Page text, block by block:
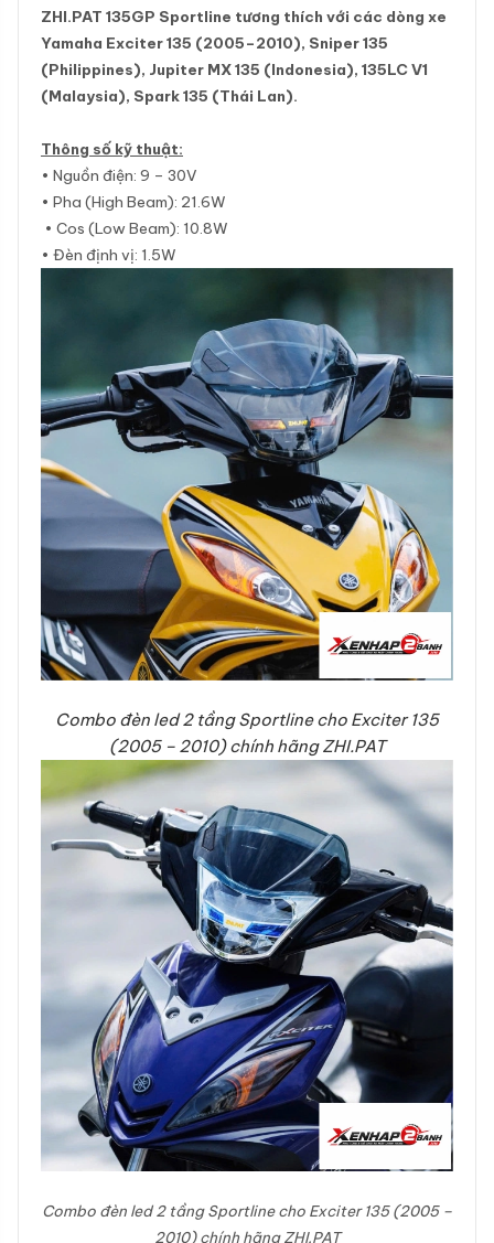
ZHI.PAT 135GP Sportline tương thích với các dòng xe
Yamaha Exciter 135 (2005–2010), Sniper 135
(Philippines), Jupiter MX 135 (Indonesia), 135LC V1
(Malaysia), Spark 135 (Thái Lan).
Thông số kỹ thuật:
• Nguồn điện: 9 – 30V
• Pha (High Beam): 21.6W
• Cos (Low Beam): 10.8W
• Đèn định vị: 1.5W
Combo đèn led 2 tầng Sportline cho Exciter 135
(2005 – 2010) chính hãng ZHI.PAT
Combo đèn led 2 tầng Sportline cho Exciter 135 (2005 –
2010) chính hãng ZHI.PAT